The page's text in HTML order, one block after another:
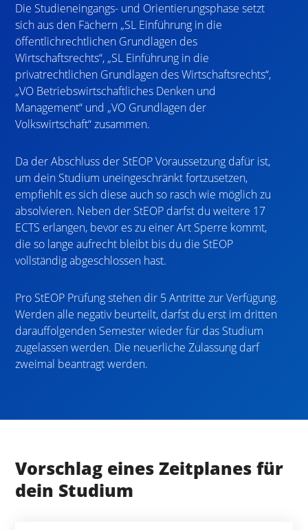
Die Studieneingangs- und Orientierungsphase setzt
sich aus den Fächern „SL Einführung in die
öffentlichrechtlichen Grundlagen des
Wirtschaftsrechts“, „SL Einführung in die
privatrechtlichen Grundlagen des Wirtschaftsrechts“,
„VO Betriebswirtschaftliches Denken und
Management“ und „VO Grundlagen der
Volkswirtschaft“ zusammen.
Da der Abschluss der StEOP Voraussetzung dafür ist,
um dein Studium uneingeschränkt fortzusetzen,
empfiehlt es sich diese auch so rasch wie möglich zu
absolvieren. Neben der StEOP darfst du weitere 17
ECTS erlangen, bevor es zu einer Art Sperre kommt,
die so lange aufrecht bleibt bis du die StEOP
vollständig abgeschlossen hast.
Pro StEOP Prüfung stehen dir 5 Antritte zur Verfügung.
Werden alle negativ beurteilt, darfst du erst im dritten
darauffolgenden Semester wieder für das Studium
zugelassen werden. Die neuerliche Zulassung darf
zweimal beantragt werden.
Vorschlag eines Zeitplanes für
dein Studium